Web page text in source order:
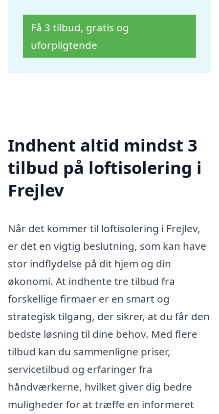
Få 3 tilbud, gratis og
uforpligtende
Indhent altid mindst 3
tilbud på loftisolering i
Frejlev
Når det kommer til loftisolering i Frejlev,
er det en vigtig beslutning, som kan have
stor indflydelse på dit hjem og din
økonomi. At indhente tre tilbud fra
forskellige firmaer er en smart og
strategisk tilgang, der sikrer, at du får den
bedste løsning til dine behov. Med flere
tilbud kan du sammenligne priser,
servicetilbud og erfaringer fra
håndværkerne, hvilket giver dig bedre
muligheder for at træffe en informeret